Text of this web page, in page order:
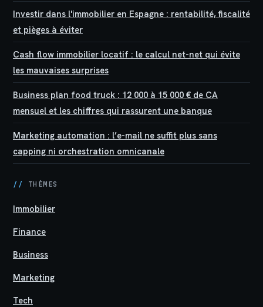
Investir dans l'immobilier en Espagne : rentabilité, fiscalité
et pièges à éviter
Cash flow immobilier locatif : le calcul net-net qui évite
les mauvaises surprises
Business plan food truck : 12 000 à 15 000 € de CA
mensuel et les chiffres qui rassurent une banque
Marketing automation : l’e-mail ne suffit plus sans
capping ni orchestration omnicanale
// THÈMES
Immobilier
Finance
Business
Marketing
Tech